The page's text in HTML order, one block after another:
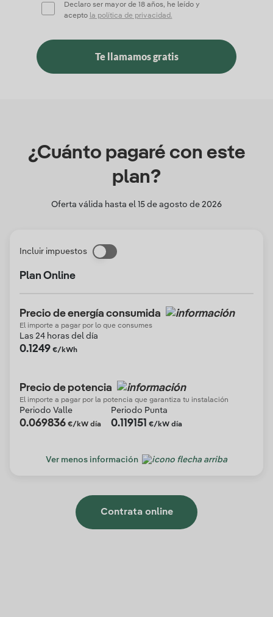
Declaro ser mayor de 18 años, he leído y
acepto la política de privacidad.
Te llamamos gratis
¿Cuánto pagaré con este
plan?
Oferta válida hasta el 15 de agosto de 2026
Incluir impuestos
Plan Online
Precio de energía consumida
El importe a pagar por lo que consumes
Las 24 horas del día
0.1249 €/kWh
Precio de potencia
El importe a pagar por la potencia que garantiza tu instalación
Periodo Valle
0.069836 €/kW día
Periodo Punta
0.119151 €/kW día
Ver menos información
Contrata online